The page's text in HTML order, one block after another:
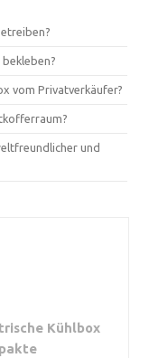
vom Privatverkäufer?
und
Kühlbox